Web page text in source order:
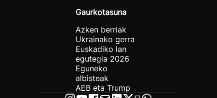
Gaurkotasuna
Azken berriak
Ukrainako gerra
Euskadiko lan
egutegia 2026
Eguneko
albisteak
AEB eta Trump